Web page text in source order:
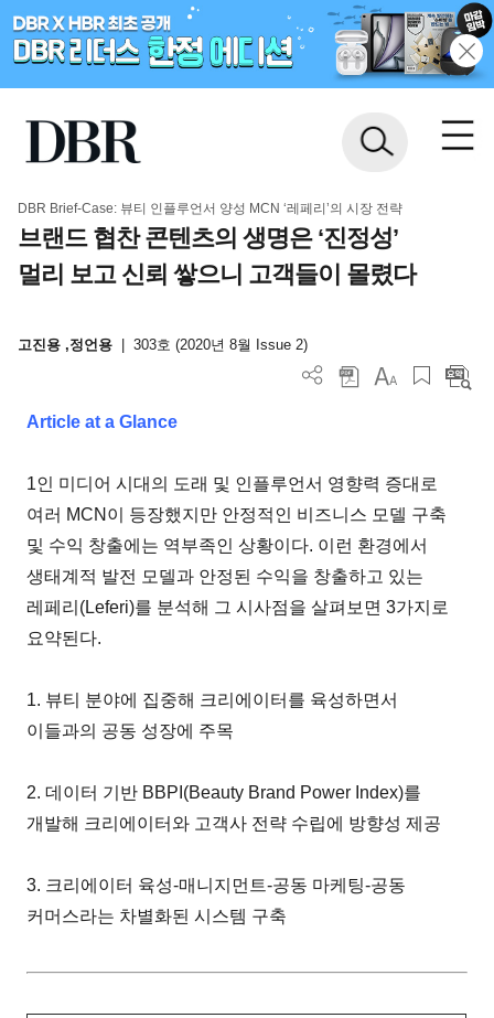
DBR Brief-Case: 뷰티 인플루언서 양성 MCN ‘레페리’의 시장 전략
브랜드 협찬 콘텐츠의 생명은 ‘진정성’
멀리 보고 신뢰 쌓으니 고객들이 몰렸다
고진용 ,정언용 303호 (2020년 8월 Issue 2)
Article at a Glance
1인 미디어 시대의 도래 및 인플루언서 영향력 증대로
여러 MCN이 등장했지만 안정적인 비즈니스 모델 구축
및 수익 창출에는 역부족인 상황이다. 이런 환경에서
생태계적 발전 모델과 안정된 수익을 창출하고 있는
레페리(Leferi)를 분석해 그 시사점을 살펴보면 3가지로
요약된다.
1. 뷰티 분야에 집중해 크리에이터를 육성하면서
이들과의 공동 성장에 주목
2. 데이터 기반 BBPI(Beauty Brand Power Index)를
개발해 크리에이터와 고객사 전략 수립에 방향성 제공
3. 크리에이터 육성-매니지먼트-공동 마케팅-공동
커머스라는 차별화된 시스템 구축